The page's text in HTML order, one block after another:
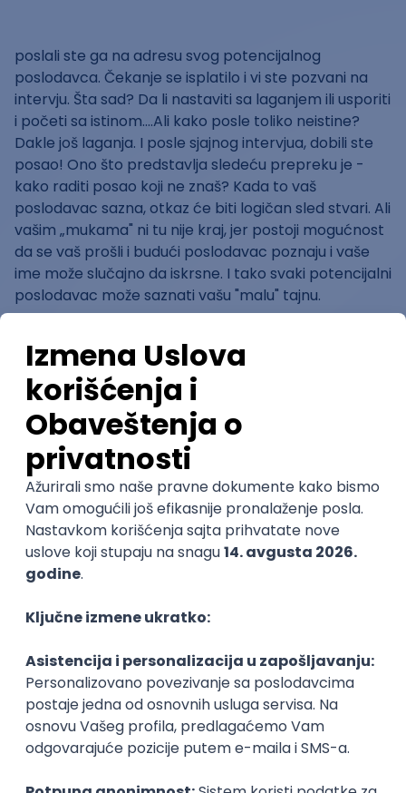
poslali ste ga na adresu svog potencijalnog
poslodavca. Čekanje se isplatilo i vi ste pozvani na
intervju. Šta sad? Da li nastaviti sa laganjem ili usporiti
i početi sa istinom....Ali kako posle toliko neistine?
Dakle još laganja. I posle sjajnog intervjua, dobili ste
posao! Ono što predstavlja sledeću prepreku je -
kako raditi posao koji ne znaš? Kada to vaš
poslodavac sazna, otkaz će biti logičan sled stvari. Ali
vašim „mukama" ni tu nije kraj, jer postoji mogućnost
da se vaš prošli i budući poslodavac poznaju i vaše
ime može slučajno da iskrsne. I tako svaki potencijalni
poslodavac može saznati vašu "malu" tajnu.
laganje na sledećim intervjuima. Sve je prošlo dobro
dok vas nisu pitali razlog zbog čega ste napustili
prethodni posao i onda opet sledi pitanje: "Da li da
lažem"? Ako slažete idete opet ispočetka a ako
kažete istinu postoji mogućnost da ne dobijete
posao. Zato je najbolje ne pribegavati lažima uopšte!
Ništa nije nemoguće saznati niti postoji bilo šta što
možete dovoljno dobro sakriti. Ono što se praktikuje
u velikim kompanijama i što sve češće postaje
praksa je provera biografije. Time se izbegava
mogućnost da neko ko je lagao u svojoj biografiji
dobije posao. Što dodatno osigurava tu kompaniju da
ne troši napor ni resurse u nekoga ko ne ume da radi
posao za koji je konkurisao. Iako zvuči zanemarljivo,
sve te laži mogu da vas obeleže i da vam zagorčaju
potragu za poslom.
Šta je poželjno da uradite!